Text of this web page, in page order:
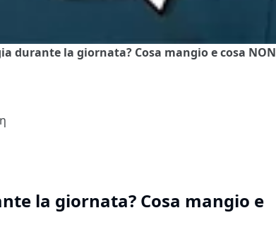
durante la giornata? Cosa mangio e cosa NON
la giornata? Cosa mangio e